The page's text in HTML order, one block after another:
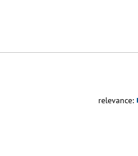
relevance: